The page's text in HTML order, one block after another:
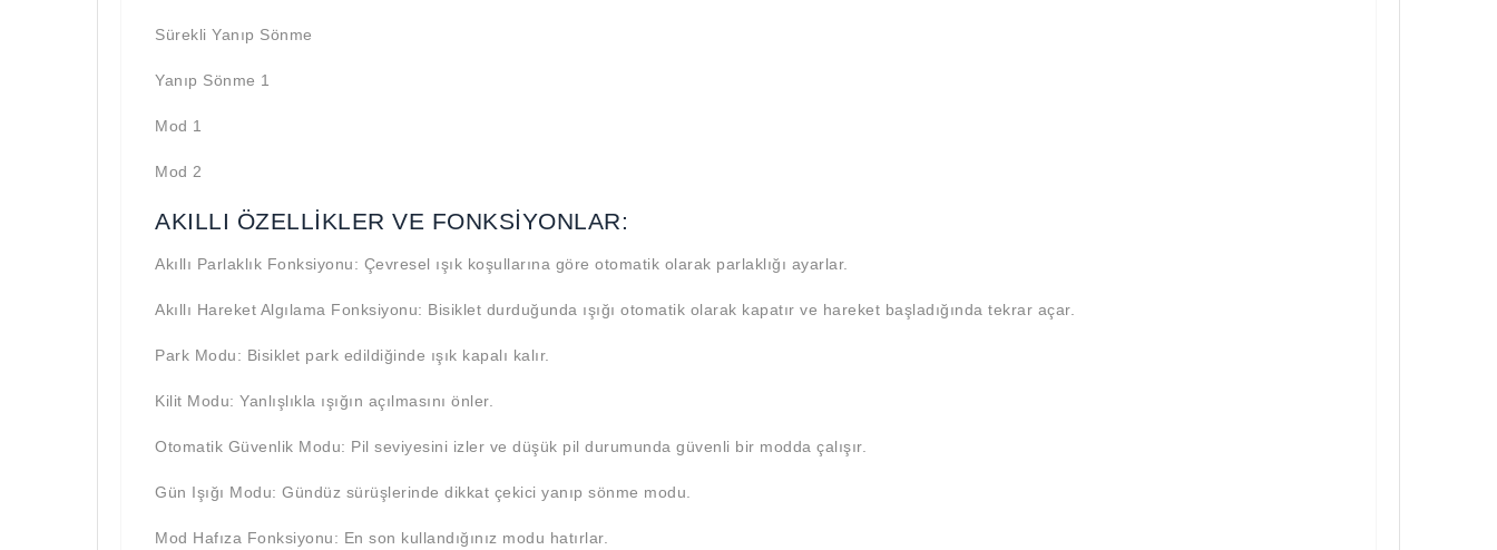
Sürekli Yanıp Sönme
Yanıp Sönme 1
Mod 1
Mod 2
AKILLI ÖZELLIKLER VE FONKSIYONLAR:
Akıllı Parlaklık Fonksiyonu: Çevresel ışık koşullarına göre otomatik olarak parlaklığı ayarlar.
Akıllı Hareket Algılama Fonksiyonu: Bisiklet durduğunda ışığı otomatik olarak kapatır ve hareket başladığında tekrar açar.
Park Modu: Bisiklet park edildiğinde ışık kapalı kalır.
Kilit Modu: Yanlışlıkla ışığın açılmasını önler.
Otomatik Güvenlik Modu: Pil seviyesini izler ve düşük pil durumunda güvenli bir modda çalışır.
Gün Işığı Modu: Gündüz sürüşlerinde dikkat çekici yanıp sönme modu.
Mod Hafıza Fonksiyonu: En son kullandığınız modu hatırlar.